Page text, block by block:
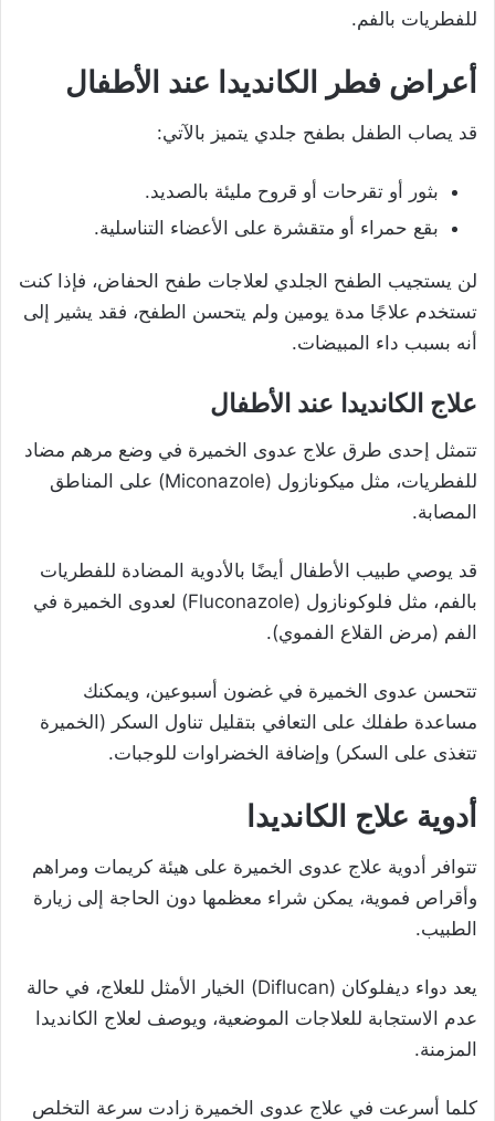
للفطريات بالفم.
أعراض فطر الكانديدا عند الأطفال
قد يصاب الطفل بطفح جلدي يتميز بالآتي:
بثور أو تقرحات أو قروح مليئة بالصديد.
بقع حمراء أو متقشرة على الأعضاء التناسلية.
لن يستجيب الطفح الجلدي لعلاجات طفح الحفاض، فإذا كنت
تستخدم علاجًا مدة يومين ولم يتحسن الطفح، فقد يشير إلى
أنه بسبب داء المبيضات.
علاج الكانديدا عند الأطفال
تتمثل إحدى طرق علاج عدوى الخميرة في وضع مرهم مضاد
للفطريات، مثل ميكونازول (Miconazole) على المناطق
المصابة.
قد يوصي طبيب الأطفال أيضًا بالأدوية المضادة للفطريات
بالفم، مثل فلوكونازول (Fluconazole) لعدوى الخميرة في
الفم (مرض القلاع الفموي).
تتحسن عدوى الخميرة في غضون أسبوعين، ويمكنك
مساعدة طفلك على التعافي بتقليل تناول السكر (الخميرة
تتغذى على السكر) وإضافة الخضراوات للوجبات.
أدوية علاج الكانديدا
تتوافر أدوية علاج عدوى الخميرة على هيئة كريمات ومراهم
وأقراص فموية، يمكن شراء معظمها دون الحاجة إلى زيارة
الطبيب.
يعد دواء ديفلوكان (Diflucan) الخيار الأمثل للعلاج، في حالة
عدم الاستجابة للعلاجات الموضعية، ويوصف لعلاج الكانديدا
المزمنة.
كلما أسرعت في علاج عدوى الخميرة زادت سرعة التخلص